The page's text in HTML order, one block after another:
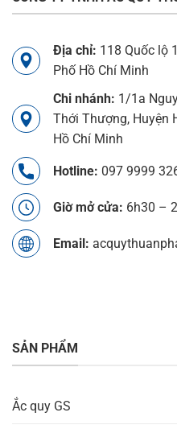
Địa chỉ: 118 Quốc lộ
Phố Hồ Chí Minh
Chi nhánh: 1/1a
Thới Thượng, Huyện
Hồ Chí Minh
Hotline: 097 9999
Giờ mở cửa: 6h30 –
Email:
SẢN PHẨM
Ắc quy GS